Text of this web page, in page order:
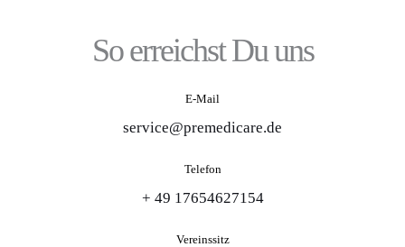
So erreichst Du uns
E-Mail
service@premedicare.de
Telefon
+ 49 17654627154
Vereinssitz